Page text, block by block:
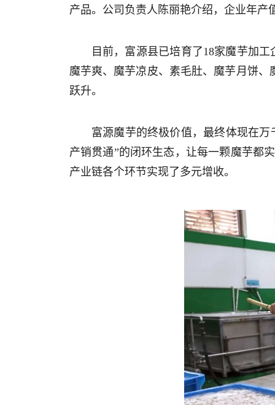
产品。公司负责人陈丽艳介绍，企业年产
目前，富源县已培育了18家魔芋加
魔芋爽、魔芋凉皮、素毛肚、魔芋月饼、
跃升。
富源魔芋的终极价值，最终体现在
产销贯通”的闭环生态，让每一颗魔芋都
产业链各个环节实现了多元增收。